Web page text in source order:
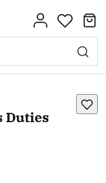
Duties